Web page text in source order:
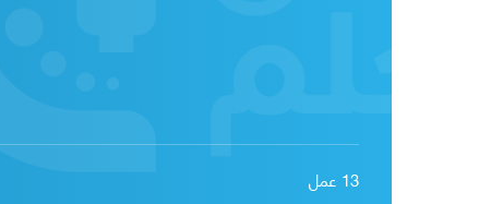
13 عمل